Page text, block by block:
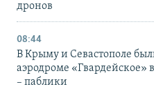
дронов
08:44
В Крыму и Севастополе
аэродроме «Гвардейское»
– паблики